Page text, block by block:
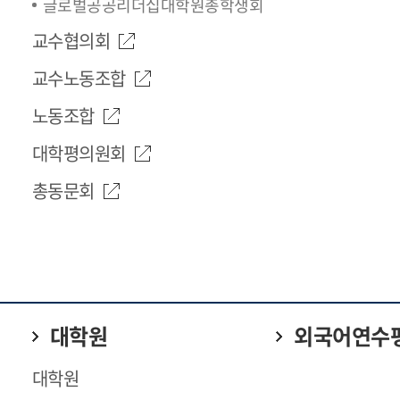
글로벌공공리더십대학원총학생회
교수협의회
교수노동조합
노동조합
대학평의원회
총동문회
대학원
대학원
외국어연수